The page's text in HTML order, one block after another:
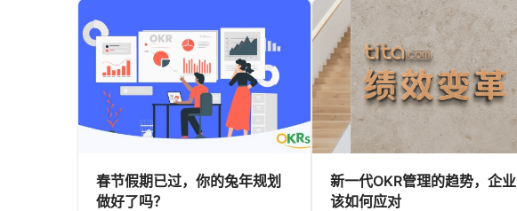
春节假期已过，你的兔年规划
做好了吗？
新一代OKR管理的趋势，企业
该如何应对